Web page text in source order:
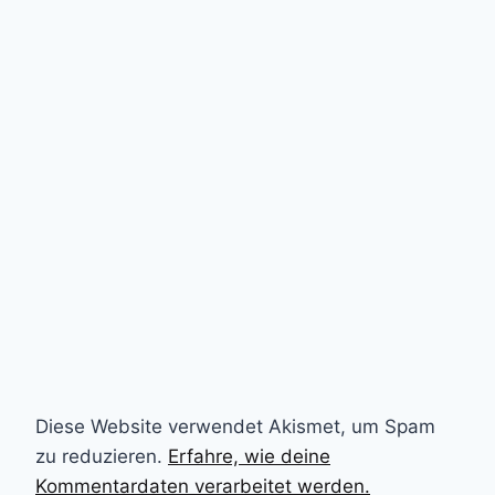
Diese Website verwendet Akismet, um Spam
zu reduzieren. Erfahre, wie deine
Kommentardaten verarbeitet werden.